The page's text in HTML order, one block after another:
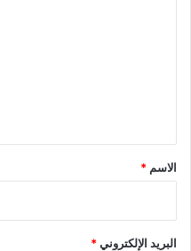
*
الاسم *
البريد الإلكتروني*